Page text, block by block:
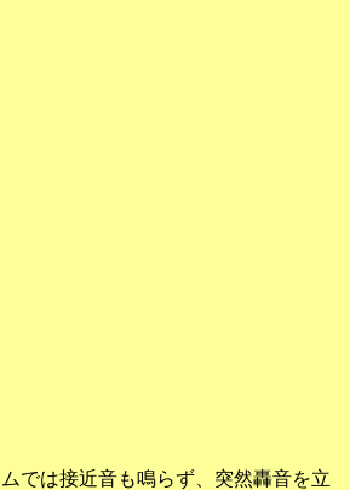
では接近音も鳴らず、突然轟音を立